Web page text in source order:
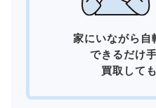
家にいながら自
できるだけ
買取して